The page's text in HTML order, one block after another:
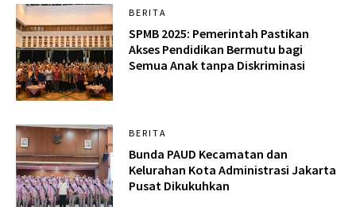
BERITA
SPMB 2025: Pemerintah Pastikan
Akses Pendidikan Bermutu bagi
Semua Anak tanpa Diskriminasi
BERITA
Bunda PAUD Kecamatan dan
Kelurahan Kota Administrasi Jakarta
Pusat Dikukuhkan